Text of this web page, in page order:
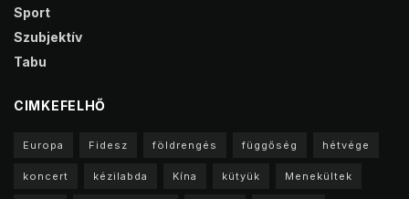
Sport
Szubjektív
Tabu
CIMKEFELHŐ
Europa Fidesz földrengés függőség hétvége
koncert kézilabda Kína kütyük Menekültek